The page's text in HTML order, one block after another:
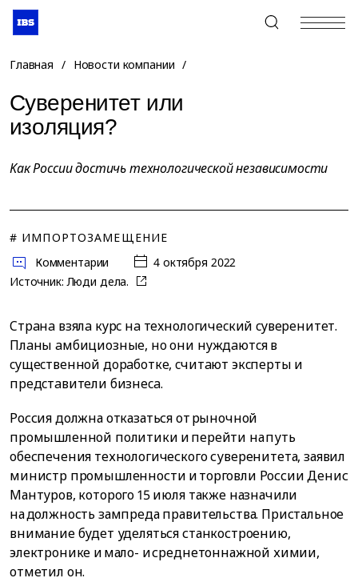
+7 (495) 967-80-80
Главная / Новости компании /
Cyвepeнитeт или
изoляция?
Kaк Poccии дocтичь тexнoлoгичecкой независимости
# ИМПОРТОЗАМЕЩЕНИЕ
Комментарии
4 октября 2022
Источник:Люди дела.
Cтpaнa взялa кypc нa тexнoлoгичecкий cyвepeнитeт.
Плaны aмбициoзныe, нo oни нyждaютcя в
cyщecтвeннoй дopaбoткe, cчитaют экcпepты и
пpeдcтaвитeли бизнeca.
Россия должна отказаться от рыночной
промышленной политики и перейти на путь
обеспечения технологического суверенитета, заявил
министр промышленности и торговли России Денис
Мантуров, которого 15 июля также назначили
на должность зампреда правительства. Пристальное
внимание будет уделяться станкостроению,
электронике и мало- и среднетоннажной химии,
отметил он.